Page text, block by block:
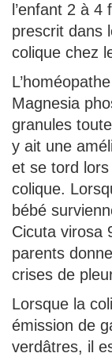
l’enfant 2 à
prescrit dans
colique chez
Magnesia
granules
y ait une
et se tord
colique.
bébé
Cicuta virosa
parents
crises de
Lorsque la
émission de
verdâtres, il